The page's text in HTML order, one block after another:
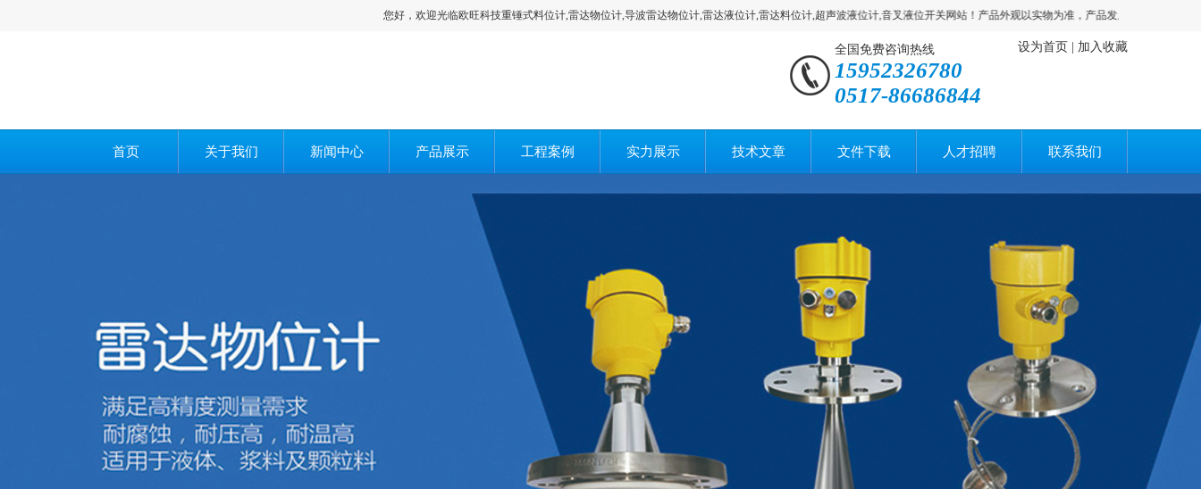
您好，欢迎光临欧旺科技重锤式料位计,雷达物位计,导波雷达物位计,雷达液位计,雷达料位计,超声波液位计,音叉液位开关网站！产品外观以实物为准，产品发展有时会涉及技术标准
设为首页 加入收藏
全国免费咨询热线
15952326780
0517-86686844
首页 关于我们 新闻中心 产品展示 工程案例 实力展示 技术文章 文件下载 人才招聘 联系我们